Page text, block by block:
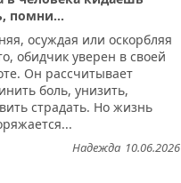
помни...
осуждая или оскорбляя
обидчик уверен в своей
Он рассчитывает
боль, унизить,
страдать. Но жизнь
10.06.2026
Надежда